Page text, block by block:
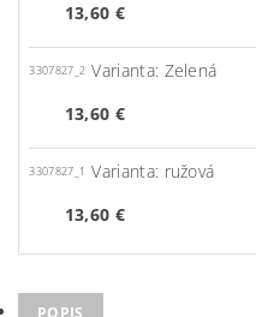
13,60 €
3307827_2 Varianta: Zelená
13,60 €
3307827_1
Varianta: ružová
13,60 €